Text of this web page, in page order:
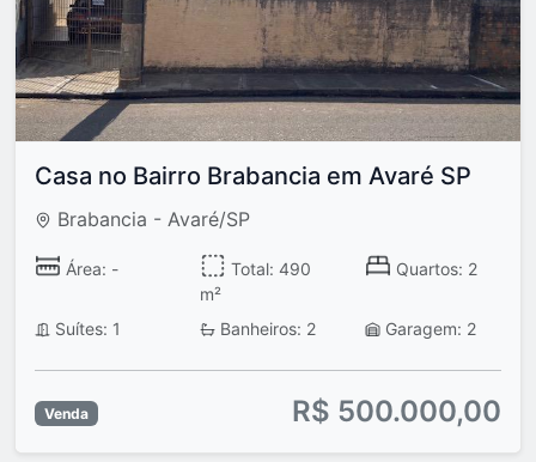
Casa no Bairro Brabancia em Avaré SP
Brabancia - Avaré/SP
Área: -
Total: 490
m²
Quartos: 2
Suítes: 1 Banheiros: 2 Garagem: 2
Venda R$ 500.000,00